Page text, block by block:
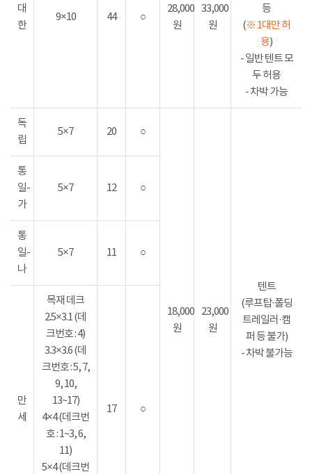
대
한
9×10 44 ○
28,000
원
33,000
원
등
(※ 1대만 허
용)
- 일반 텐트 모
두 허용
- 차박 가능
독
립
5×7 20 ○
18,000
원
23,000
원
텐트
(루프탑·폴딩
트레일러·캠
퍼 등 불가)
- 차박 불가능
통
일-
가
5×7 12 ○
통
일-
나
5×7 11 ○
만
세
목재 데크
2.5×3.1 (데
크번호 : 4)
3.3×3.6 (데
크번호 : 5, 7,
9, 10,
13~17)
4×4 (데크번
호 : 1~3, 6,
11)
5×4 (데크번
17 ○